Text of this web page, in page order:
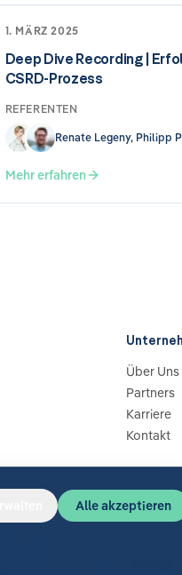
1. MÄRZ 2025
Deep Dive Recording |
CSRD-Prozess
REFERENTEN
Renate Legeny, Philipp
Mehr erfahren
Über Uns
Partners
Karriere
Kontakt
Alle akzeptieren